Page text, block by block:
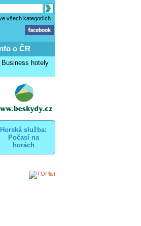
všech kategoriích
o ČR
Business hotely
Horská služba:
Počasí na
horách